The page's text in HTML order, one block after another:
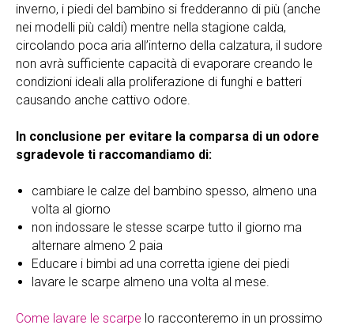
inverno, i piedi del bambino si fredderanno di più (anche
nei modelli più caldi) mentre nella stagione calda,
circolando poca aria all’interno della calzatura, il sudore
non avrà sufficiente capacità di evaporare creando le
condizioni ideali alla proliferazione di funghi e batteri
causando anche cattivo odore.
In conclusione per evitare la comparsa di un odore
sgradevole ti raccomandiamo di:
cambiare le calze del bambino spesso, almeno una
volta al giorno
non indossare le stesse scarpe tutto il giorno ma
alternare almeno 2 paia
Educare i bimbi ad una corretta igiene dei piedi
lavare le scarpe almeno una volta al mese.
Come lavare le scarpe lo racconteremo in un prossimo